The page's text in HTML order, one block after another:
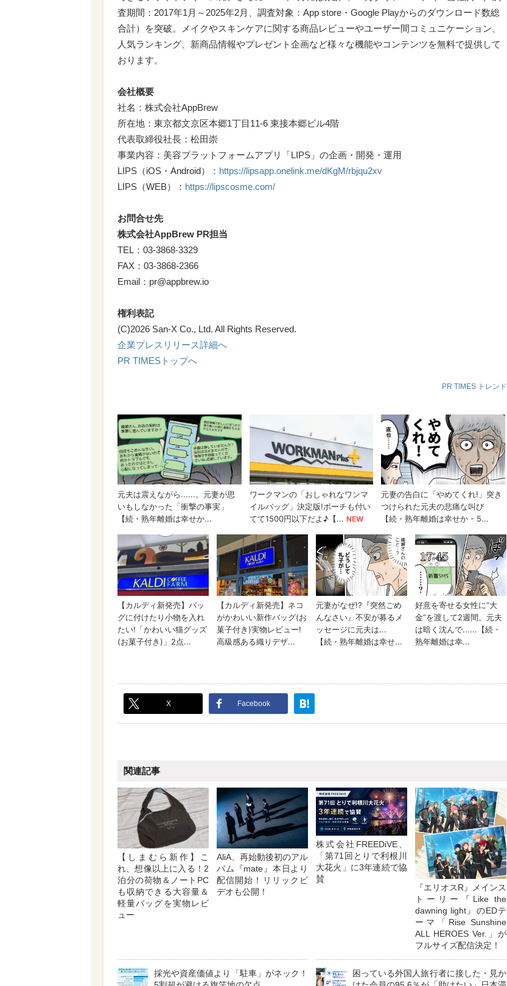
査期間：2017年1月～2025年2月、調査対象：App store・Google Playからのダウンロード数総
合計）を突破。メイクやスキンケアに関する商品レビューやユーザー間コミュニケーション、
人気ランキング、新商品情報やプレゼント企画など様々な機能やコンテンツを無料で提供して
おります。
会社概要
社名：株式会社AppBrew
所在地：東京都文京区本郷1丁目11-6 東接本郷ビル4階
代表取締役社長：松田崇
事業内容：美容プラットフォームアプリ「LIPS」の企画・開発・運用
LIPS（iOS・Android）： https://lipsapp.onelink.me/dKgM/rbjqu2xv
LIPS（WEB）： https://lipscosme.com/
お問合せ先
株式会社AppBrew PR担当
TEL：03-3868-3329
FAX：03‐3868‐2366
Email：pr@appbrew.io
権利表記
(C)2026 San-X Co., Ltd. All Rights Reserved.
企業プレスリリース詳細へ
PR TIMESトップへ
PR TIMES トレンド
X Facebook
関連記事
【しまむら新作】こ
れ、想像以上に入る！2
泊分の荷物＆ノートPC
も収納できる大容量＆
軽量バッグを実物レビ
ュー
AliA、再始動後初のアル
バム『mate』本日より
配信開始！リリックビ
デオも公開！
株式会社FREEDiVE、
「第71回とりで利根川
大花火」に3年連続で協
賛
『エリオスR』メインス
トーリー『Like the
dawning light』のEDテ
ーマ「Rise Sunshine
ALL HEROES Ver.」が
フルサイズ配信決定！
採光や資産価値より「駐車」がネック！
困っている外国人旅行者に接した・見か